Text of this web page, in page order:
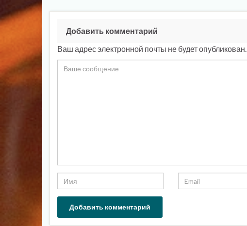
Добавить комментарий
Ваш адрес электронной почты не будет опубликован.